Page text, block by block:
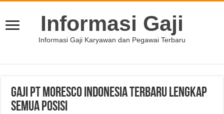
Informasi Gaji
Informasi Gaji Karyawan dan Pegawai Terbaru
Gaji PT Moresco Indonesia Terbaru Lengkap
Semua Posisi